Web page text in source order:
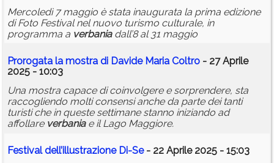
Mercoledì 7 maggio è stata inaugurata la prima edizione
di Foto Festival nel nuovo turismo culturale, in
programma a verbaniadall’8 al 31 maggio
Prorogata la mostra di Davide Maria Coltro - 27 Aprile
2025 - 10:03
Una mostra capace di coinvolgere e sorprendere, sta
raccogliendo molti consensi anche da parte dei tanti
turisti che in queste settimane stanno iniziando ad
affollare verbaniae il Lago Maggiore.
Festival dell’illustrazione Di-Se- 22 Aprile 2025 - 15:03